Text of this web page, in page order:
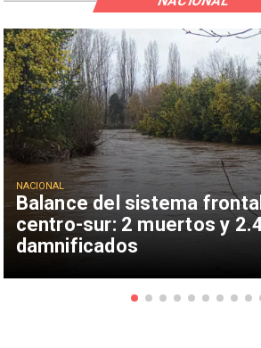
Balance del sistema
centro-sur: 2 muertos y
damnificados
NACIONAL